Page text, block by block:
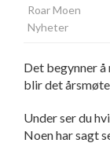
Roar Moen
Nyheter
Det begynner
blir det
Under ser du
Noen har sagt